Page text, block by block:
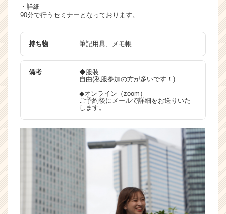
・詳細
90分で行うセミナーとなっております。
持ち物 筆記用具、メモ帳
備考
◆服装
自由(私服参加の方が多いです！)
◆オンライン（zoom）
ご予約後にメールで詳細をお送りいた
します。